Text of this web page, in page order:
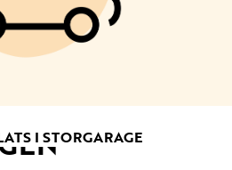
I STORGARAGE